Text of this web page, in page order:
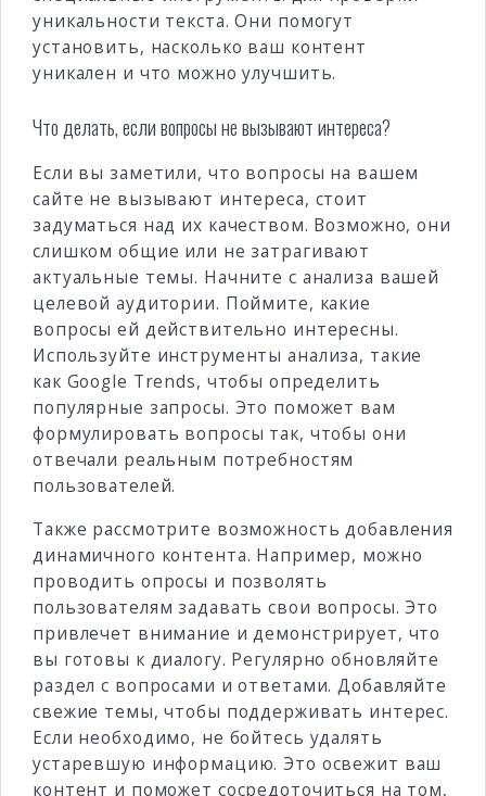
уникальности текста. Они помогут
установить, насколько ваш контент
уникален и что можно улучшить.
Что делать, если вопросы не вызывают интереса?
Если вы заметили, что вопросы на вашем
сайте не вызывают интереса, стоит
задуматься над их качеством. Возможно, они
слишком общие или не затрагивают
актуальные темы. Начните с анализа вашей
целевой аудитории. Поймите, какие
вопросы ей действительно интересны.
Используйте инструменты анализа, такие
как Google Trends, чтобы определить
популярные запросы. Это поможет вам
формулировать вопросы так, чтобы они
отвечали реальным потребностям
пользователей.
Также рассмотрите возможность добавления
динамичного контента. Например, можно
проводить опросы и позволять
пользователям задавать свои вопросы. Это
привлечет внимание и демонстрирует, что
вы готовы к диалогу. Регулярно обновляйте
раздел с вопросами и ответами. Добавляйте
свежие темы, чтобы поддерживать интерес.
Если необходимо, не бойтесь удалять
устаревшую информацию. Это освежит ваш
контент и поможет сосредоточиться на том,